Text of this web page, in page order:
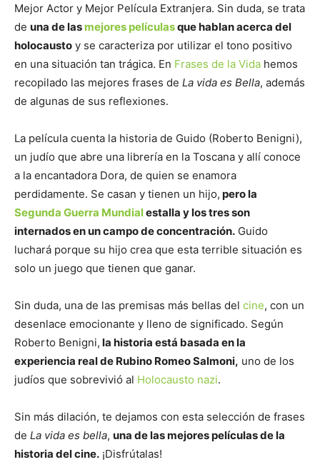
Mejor Actor y Mejor Película Extranjera. Sin duda, se trata
de una de las mejores películasque hablan acerca del
holocausto y se caracteriza por utilizar el tono positivo
en una situación tan trágica. En Frases de la Vida hemos
recopilado las mejores frases de La vida es Bella, además
de algunas de sus reflexiones.
La película cuenta la historia de Guido (Roberto Benigni),
un judío que abre una librería en la Toscana y allí conoce
a la encantadora Dora, de quien se enamora
perdidamente. Se casan y tienen un hijo, pero la
Segunda Guerra Mundialestalla y los tres son
internados en un campo de concentración. Guido
luchará porque su hijo crea que esta terrible situación es
solo un juego que tienen que ganar.
Sin duda, una de las premisas más bellas del cine, con un
desenlace emocionante y lleno de significado. Según
Roberto Benigni, la historia está basada en la
experiencia real de Rubino Romeo Salmoni, uno de los
judíos que sobrevivió al Holocausto nazi.
Sin más dilación, te dejamos con esta selección de frases
de La vida es bella, una de las mejores películas de la
historia del cine. ¡Disfrútalas!